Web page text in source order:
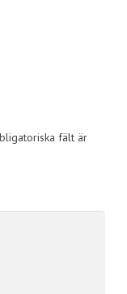
fält är